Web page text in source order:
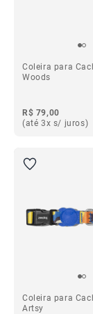
Coleira para
Woods
R$ 79,00
(até 3x s/ juros)
Coleira para
Artsy